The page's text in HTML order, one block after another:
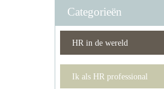
Categorieën
HR in de wereld
Ik als HR professional